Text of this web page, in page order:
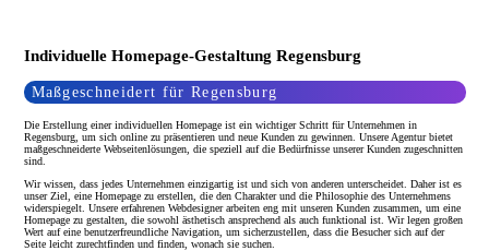
Individuelle Homepage-Gestaltung Regensburg
Maßgeschneidert für Regensburg
Die Erstellung einer individuellen Homepage ist ein wichtiger Schritt für Unternehmen in
Regensburg, um sich online zu präsentieren und neue Kunden zu gewinnen. Unsere Agentur bietet
maßgeschneiderte Webseitenlösungen, die speziell auf die Bedürfnisse unserer Kunden zugeschnitten
sind.
Wir wissen, dass jedes Unternehmen einzigartig ist und sich von anderen unterscheidet. Daher ist es
unser Ziel, eine Homepage zu erstellen, die den Charakter und die Philosophie des Unternehmens
widerspiegelt. Unsere erfahrenen Webdesigner arbeiten eng mit unseren Kunden zusammen, um eine
Homepage zu gestalten, die sowohl ästhetisch ansprechend als auch funktional ist. Wir legen großen
Wert auf eine benutzerfreundliche Navigation, um sicherzustellen, dass die Besucher sich auf der
Seite leicht zurechtfinden und finden, wonach sie suchen.